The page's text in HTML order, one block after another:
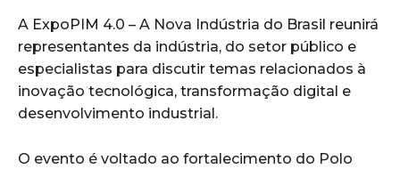
A ExpoPIM 4.0 – A Nova Indústria do Brasil reunirá
representantes da indústria, do setor público e
especialistas para discutir temas relacionados à
inovação tecnológica, transformação digital e
desenvolvimento industrial.
O evento é voltado ao fortalecimento do Polo